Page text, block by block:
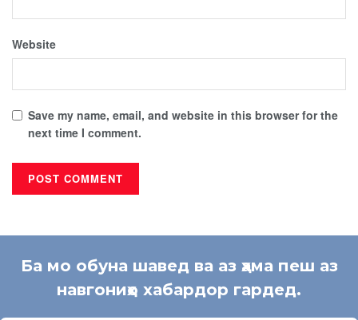
Website
Save my name, email, and website in this browser for the
next time I comment.
Ба мо обуна шавед ва аз ҳама пеш аз
навгониҳо хабардор гардед.